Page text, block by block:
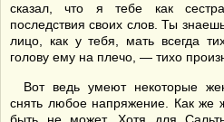
сказал, что я тебе как
последствия своих слов. Ты
лицо, как у тебя, мать всегда
голову ему на плечо, — тихо
Вот ведь умеют некоторые
снять любое напряжение. Как же